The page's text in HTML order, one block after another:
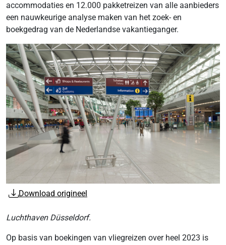
accommodaties en 12.000 pakketreizen van alle aanbieders
een nauwkeurige analyse maken van het zoek- en
boekgedrag van de Nederlandse vakantieganger.
Download origineel
Luchthaven Düsseldorf.
Op basis van boekingen van vliegreizen over heel 2023 is